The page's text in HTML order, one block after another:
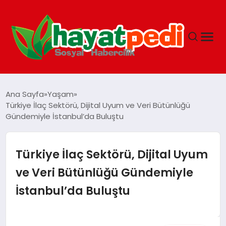
YAŞAM
GUNCEL
SAĞLIK
Ana Sayfa Yaşam
Türkiye İlaç Sektörü, Dijital Uyum ve Veri Bütünlüğü
Gündemiyle İstanbul’da Buluştu
Türkiye İlaç Sektörü, Dijital Uyum
ve Veri Bütünlüğü Gündemiyle
İstanbul’da Buluştu